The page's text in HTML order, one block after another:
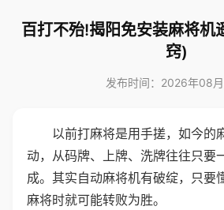
百打不殆!揭阳免安装麻将机
窍)
发布时间：2026年08
以前打麻将是用手搓，如今的
动，从码牌、上牌、洗牌往往只要
成。其实自动麻将机有破绽，只要
麻将时就可能转败为胜。